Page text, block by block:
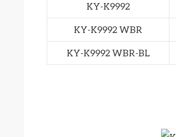
KY-K9992
KY-K9992 WBR
KY-K9992 WBR-BL